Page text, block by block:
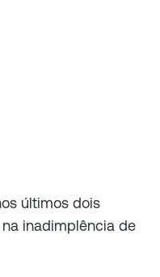
últimos dois
inadimplência de